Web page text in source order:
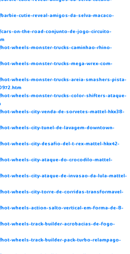
cutie-reveal-amigos-da-selva-macaco-
on-the-road-conjunto-de-jogo-circuito-
wheels-monster-trucks-caminhao-rhino-
wheels-monster-trucks-mega-wrex-com-
wheels-monster-trucks-areia-smashers-pista-
wheels-monster-trucks-color-shifters-ataque-
wheels-city-venda-de-sorvetes-mattel-hkx38-
wheels-city-tunel-de-lavagem-downtown-
wheels-city-desafio-del-t-rex-mattel-hkx42-
wheels-city-ataque-do-crocodilo-mattel-
wheels-city-ataque-de-invasao-da-lula-mattel-
wheels-city-torre-de-corridas-transformavel-
wheels-action-salto-vertical-em-forma-de-8-
wheels-track-builder-acrobacias-de-fogo-
wheels-track-builder-pack-turbo-relampago-